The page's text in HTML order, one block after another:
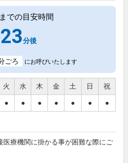
での目安時間
23分後
ごろ にお呼びいたします
火 水 木 金 土 日 祝
● ● ● ● ● ● ●
医療機関に掛かる事が困難な際にご